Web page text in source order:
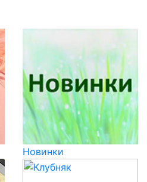
Новинки